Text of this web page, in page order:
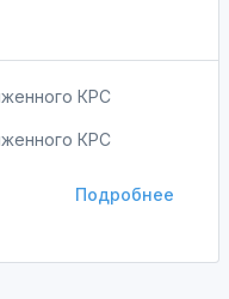
КРС
КРС
Подробнее